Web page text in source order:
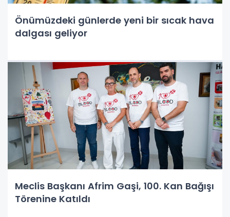
Önümüzdeki günlerde yeni bir sıcak hava
dalgası geliyor
Meclis Başkanı Afrim Gaşi, 100. Kan Bağışı
Törenine Katıldı